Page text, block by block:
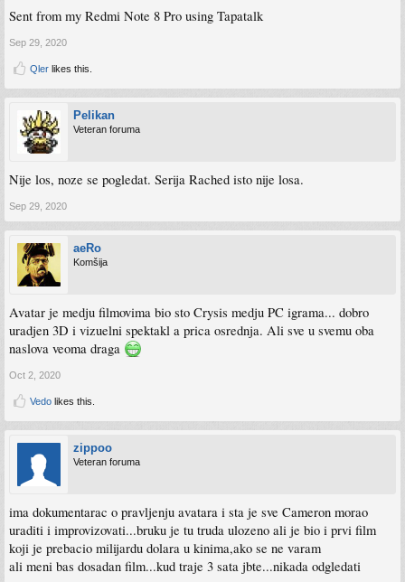
Sent from my Redmi Note 8 Pro using Tapatalk
Sep 29, 2020
Qler likes this.
Pelikan
Veteran foruma
Nije los, noze se pogledat. Serija Rached isto nije losa.
Sep 29, 2020
aeRo
Komšija
Avatar je medju filmovima bio sto Crysis medju PC igrama... dobro
uradjen 3D i vizuelni spektakl a prica osrednja. Ali sve u svemu oba
naslova veoma draga
Oct 2, 2020
Vedo likes this.
zippoo
Veteran foruma
ima dokumentarac o pravljenju avatara i sta je sve Cameron morao
uraditi i improvizovati...bruku je tu truda ulozeno ali je bio i prvi film
koji je prebacio milijardu dolara u kinima,ako se ne varam
ali meni bas dosadan film...kud traje 3 sata jbte...nikada odgledati